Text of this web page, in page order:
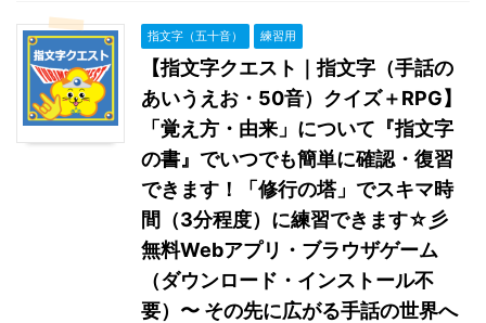
指文字（五十音） 練習用
【指文字クエスト｜指文字（手話の
あいうえお・50音）クイズ＋RPG】
「覚え方・由来」について『指文字
の書』でいつでも簡単に確認・復習
できます！「修行の塔」でスキマ時
間（3分程度）に練習できます☆彡
無料Webアプリ・ブラウザゲーム
（ダウンロード・インストール不
要）〜 その先に広がる手話の世界へ